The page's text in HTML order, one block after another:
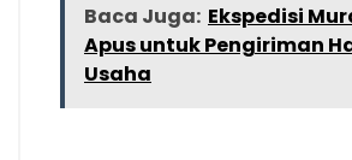
Baca Juga: Ekspedisi
Apus untuk Pengiriman
Usaha